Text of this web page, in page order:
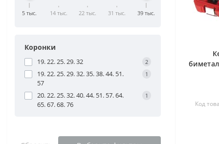
5 тыс. 14 тыс. 22 тыс. 31 тыс. 39 тыс.
Коронки
19. 22. 25. 29. 32 2
19. 22. 25. 29. 32. 35. 38. 44. 51.
57
1
20. 22. 25. 32. 40. 44. 51. 57. 64.
65. 67. 68. 76
1
Код